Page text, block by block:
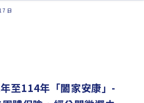
日
至114年「闔家安康」-